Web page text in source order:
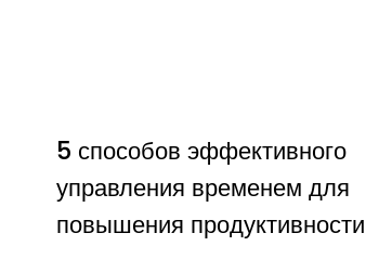
5 способов эффективного
управления временем для
повышения продуктивности